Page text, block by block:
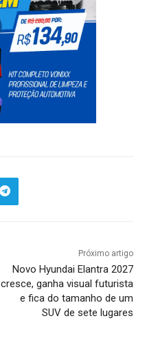
Próximo artigo
Novo Hyundai Elantra 2027
cresce, ganha visual futurista
e fica do tamanho de um
SUV de sete lugares